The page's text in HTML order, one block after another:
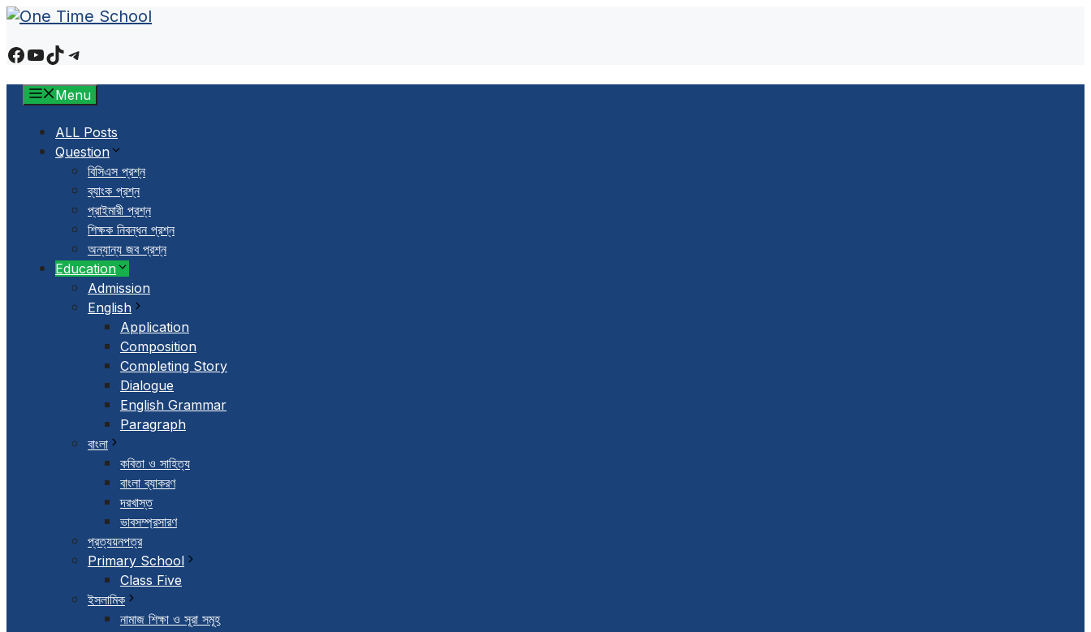
Skip
content
Facebook
YouTube
TikTokTelegram
Menu
ALL Posts
Question
বিসিএস প্রশ্ন
ব্যাংক প্রশ্ন
প্রাইমারী প্রশ্ন
শিক্ষক নিবন্ধন প্রশ্ন
অন্যান্য জব প্রশ্ন
Education
Admission
English
Application
Composition
Completing Story
Dialogue
English Grammar
Paragraph
বাংলা
কবিতা ও সাহিত্য
বাংলা ব্যাকরণ
দরখাস্ত
ভাবসম্প্রসারণ
প্রত্যয়নপত্র
Primary School
Class Five
ইসলামিক
নামাজ শিক্ষা ও সূরা সমূহ